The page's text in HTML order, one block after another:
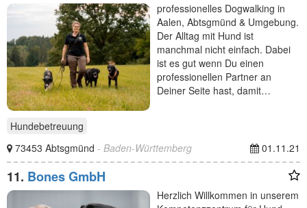
professionelles Dogwalking in
Aalen, Abtsgmünd & Umgebung.
Der Alltag mit Hund ist
manchmal nicht einfach. Dabei
ist es gut wenn Du einen
professionellen Partner an
Deiner Seite hast, damit…
Hundebetreuung
73453 Abtsgmünd - Baden-Württemberg 01.11.21
11. Bones GmbH
Herzlich Willkommen in unserem